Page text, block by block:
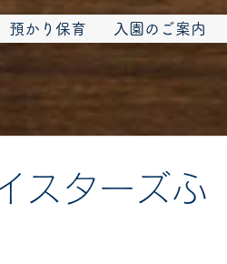
預かり保育 入園のご案内
ターズふ